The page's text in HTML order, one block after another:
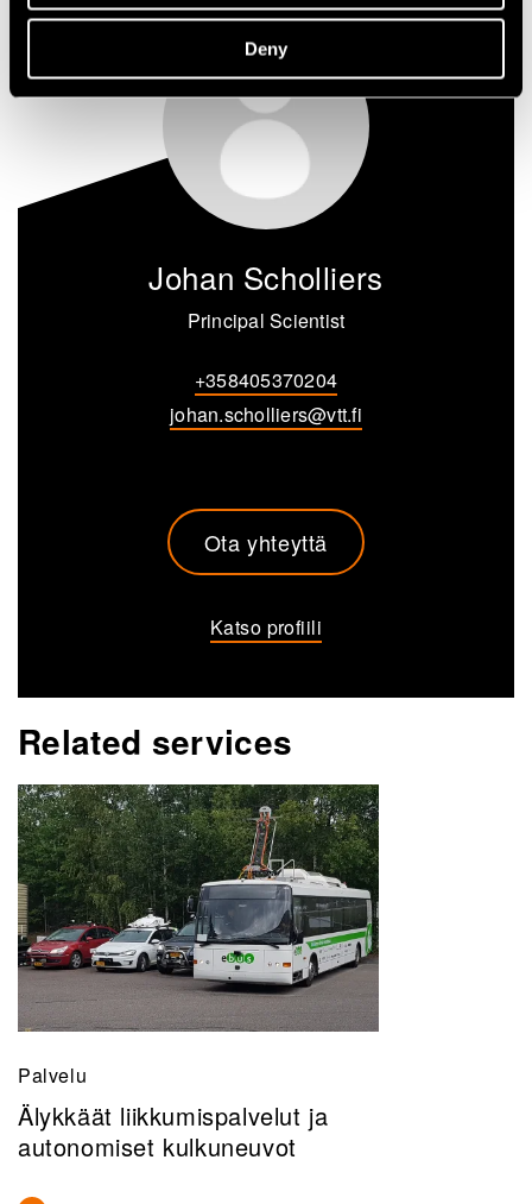
Deny
Johan Scholliers
Principal Scientist
+358405370204
johan.scholliers@vtt.fi
Ota yhteyttä
Katso profiili
Related services
Palvelu
Älykkäät liikkumispalvelut ja
autonomiset kulkuneuvot